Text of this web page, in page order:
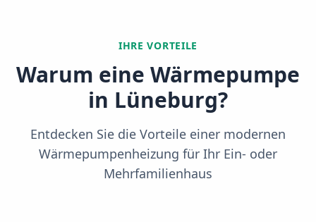
IHRE VORTEILE
Warum eine Wärmepumpe
in Lüneburg?
Entdecken Sie die Vorteile einer modernen
Wärmepumpenheizung für Ihr Ein- oder
Mehrfamilienhaus